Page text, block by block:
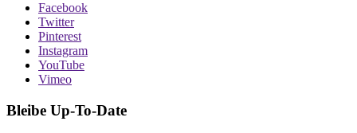
Facebook
Twitter
Pinterest
Instagram
YouTube
Vimeo
Bleibe Up-To-Date